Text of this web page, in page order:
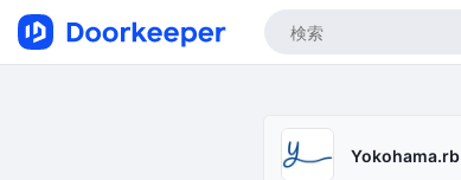
Yokohama.rb